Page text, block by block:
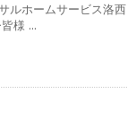
ルホームサービス洛西
様 ...